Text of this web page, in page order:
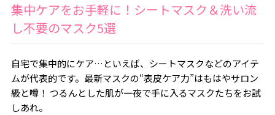
集中ケアをお手軽に！シートマスク＆洗い流
し不要のマスク5選
自宅で集中的にケア…といえば、シートマスクなどのアイテ
ムが代表的です。最新マスクの“表皮ケア力”はもはやサロン
級と噂！ つるんとした肌が一夜で手に入るマスクたちをお試
しあれ。